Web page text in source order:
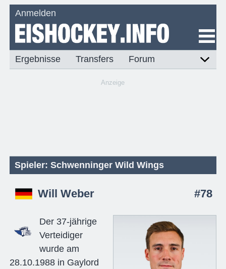
Anmelden
Ergebnisse Transfers Forum
Anzeige
Spieler: Schwenninger Wild Wings
Will Weber #78
Der 37-jährige
Verteidiger
wurde am
28.10.1988 in Gaylord